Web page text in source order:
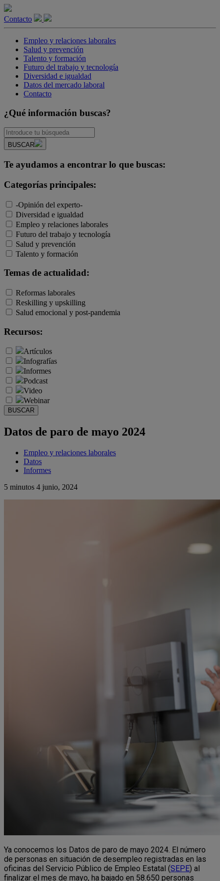
Contacto
Empleo y relaciones laborales
Salud y prevención
Talento y formación
Futuro del trabajo y tecnología
Diversidad e igualdad
Datos del mercado laboral
Contacto
¿Qué información buscas?
BUSCAR
Te ayudamos a encontrar lo que buscas:
Categorías principales:
-Opinión del experto-
Diversidad e igualdad
Empleo y relaciones laborales
Futuro del trabajo y tecnología
Salud y prevención
Talento y formación
Temas de actualidad:
Reformas laborales
Reskilling y upskilling
Salud emocional y post-pandemia
Recursos:
Artículos
Infografías
Informes
Podcast
Video
Webinar
BUSCAR
Datos de paro de mayo 2024
Empleo y relaciones laborales
Datos
Informes
5 minutos 4 junio, 2024
Ya conocemos los Datos de paro de mayo 2024. El número
de personas en situación de desempleo registradas en las
oficinas del Servicio Público de Empleo Estatal (SEPE) al
finalizar el mes de mayo, ha bajado en 58.650 personas